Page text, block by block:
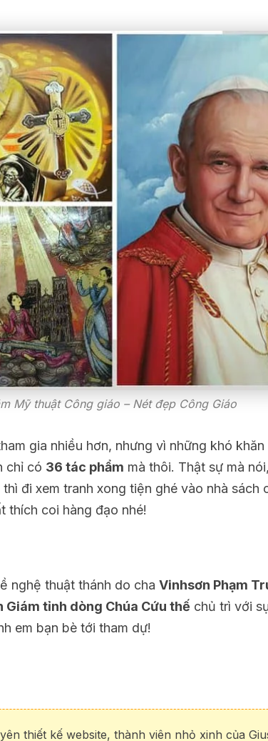
Mỹ thuật Công giáo – Nét đẹp Công Giáo
gia nhiều hơn, nhưng vì những khó
chỉ có 36 tác phẩm mà thôi. Thật sự mà
đi xem tranh xong tiện ghé vào nhà sách
thích coi hàng đạo nhé!
nghệ thuật thánh do cha Vinhsơn Phạm
Giám tỉnh dòng Chúa Cứu thế chủ trì với
em bạn bè tới tham dự!
thiết kế website, thành viên nhỏ xinh của